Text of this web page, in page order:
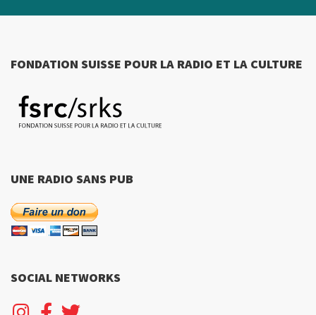
FONDATION SUISSE POUR LA RADIO ET LA CULTURE
UNE RADIO SANS PUB
SOCIAL NETWORKS